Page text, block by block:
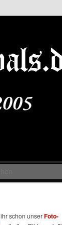
schon unserFoto-